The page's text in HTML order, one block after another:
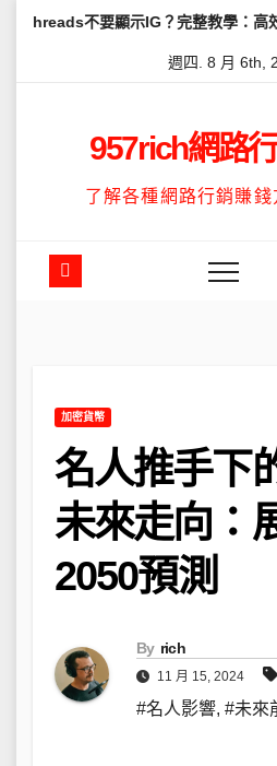
示IG？完整教學：高效管理你的線上隱
週四. 8 月 6th,
957rich網路
了解各種網路行銷賺
加密貨幣
名人推手下
未來走向：
2050預測
By rich
11 月 15, 2024
#名人影響, #未來